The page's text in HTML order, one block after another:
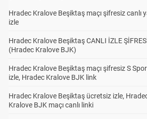
Hradec Kralove Beşiktaş maçı şifresiz canlı
izle
Hradec Kralove Beşiktaş CANLI İZLE
(Hradec Kralove BJK)
Hradec Kralove Beşiktaş maçı şifresiz S
izle, Hradec Kralove BJK link
Hradec Kralove Beşiktaş ücretsiz izle,
Kralove BJK maçı canlı linki